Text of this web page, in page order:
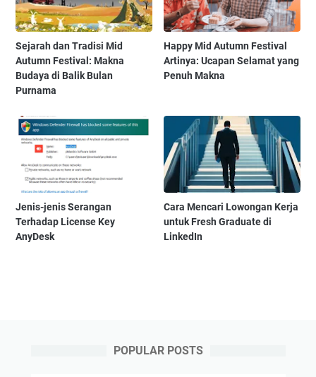
Sejarah dan Tradisi Mid
Autumn Festival: Makna
Budaya di Balik Bulan
Purnama
Happy Mid Autumn Festival
Artinya: Ucapan Selamat yang
Penuh Makna
Jenis-jenis Serangan
Terhadap License Key
AnyDesk
Cara Mencari Lowongan Kerja
untuk Fresh Graduate di
LinkedIn
POPULAR POSTS